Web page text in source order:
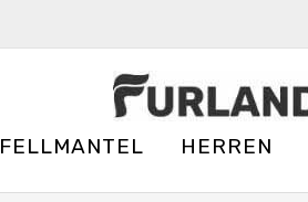
FELLMANTEL HERREN